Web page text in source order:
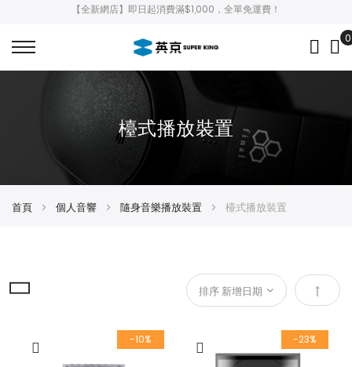
【全新網店】即日起消費滿$1,000，全單免運費！
0
檯式播放裝置
首頁 個人音響 隨身音樂播放裝置 檯式播放裝置
設
降
-10% -23%